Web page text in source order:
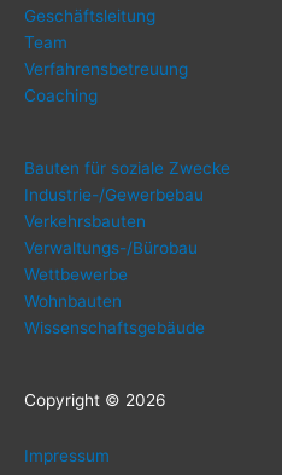
Geschäfts­lei­tung
Team
Ver­fah­rens­be­treu­ung
Coa­ching
Bau­ten für sozia­le Zwecke
Indus­trie-/Ge­wer­be­bau
Ver­kehrs­bau­ten
Ver­wal­tungs-/Bü­ro­bau
Wett­be­wer­be
Wohn­bau­ten
Wis­sen­schafts­ge­bäu­de
Copy­right © 2026
Impres­sum